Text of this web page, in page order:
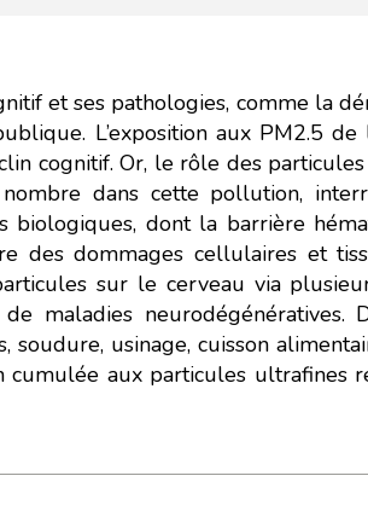
et ses pathologies, comme la
L’exposition aux PM2.5
cognitif. Or, le rôle des
dans cette pollution,
biologiques, dont la barrière
des dommages cellulaires et
sur le cerveau via
maladies
soudure, usinage, cuisson
cumulée aux particules